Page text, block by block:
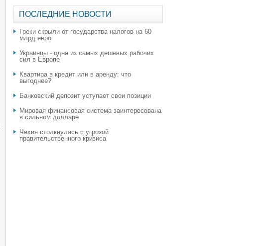
ПОСЛЕДНИЕ НОВОСТИ
Греки скрыли от государства налогов на 60
млрд евро
Украинцы - одна из самых дешевых рабочих
сил в Европе
Квартира в кредит или в аренду: что
выгоднее?
​Банковский депозит уступает свои позиции
Мировая финансовая система заинтересована
в сильном долларе
Чехия столкнулась с угрозой
правительственного кризиса